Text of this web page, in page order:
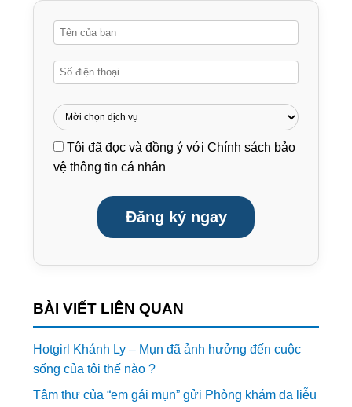
Tôi đã đọc và đồng ý vớiChính sách bảo
vệ thông tin cá nhân
Đăng ký ngay
BÀI VIẾT LIÊN QUAN
Hotgirl Khánh Ly – Mụn đã ảnh hưởng đến cuộc
sống của tôi thế nào ?
Tâm thư của “em gái mụn” gửi Phòng khám da liễu